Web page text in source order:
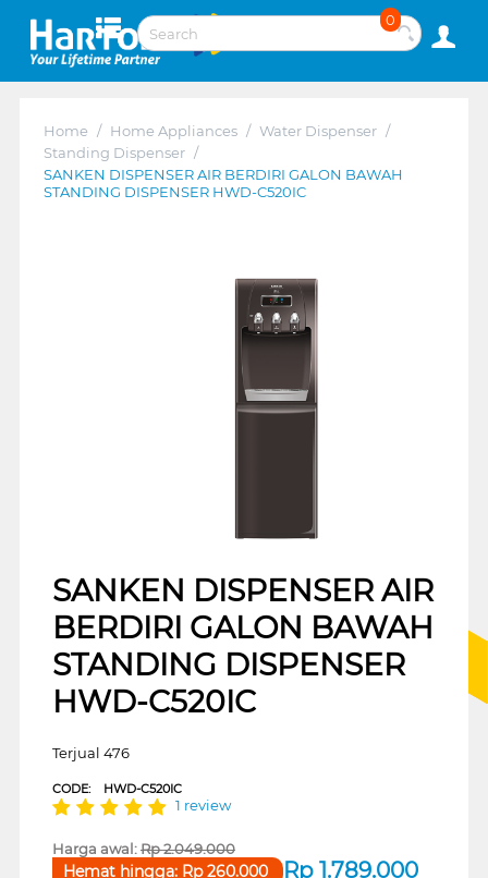
0
Home / Home Appliances / Water Dispenser /
Standing Dispenser /
SANKEN DISPENSER AIR BERDIRI GALON BAWAH
STANDING DISPENSER HWD-C520IC
SANKEN DISPENSER AIR
BERDIRI GALON BAWAH
STANDING DISPENSER
HWD-C520IC
Terjual 476
CODE: HWD-C520IC
1 review
Harga awal:Rp2.049.000
Rp 1.789.000
Hemat hingga: Rp260.000